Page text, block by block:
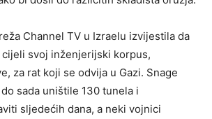
Channel TV u Izraelu izvijestila da
svoj inženjerijski korpus,
za rat koji se odvija u Gazi. Snage
sada uništile 130 tunela i
sljedećih dana, a neki vojnici